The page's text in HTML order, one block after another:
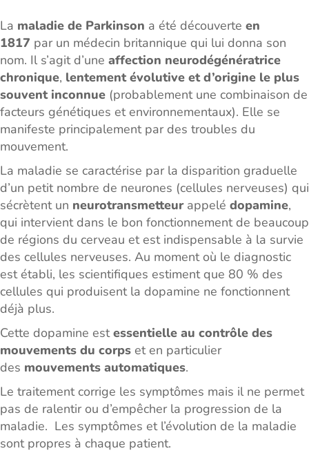
La maladie de Parkinson a été découverte en
1817 par un médecin britannique qui lui donna son
nom. Il s’agit d’une affection neurodégénératrice
chronique, lentement évolutive et d’origine le plus
souvent inconnue (probablement une combinaison de
facteurs génétiques et environnementaux). Elle se
manifeste principalement par des troubles du
mouvement.
La maladie se caractérise par la disparition graduelle
d’un petit nombre de neurones (cellules nerveuses) qui
sécrètent un neurotransmetteur appelé dopamine,
qui intervient dans le bon fonctionnement de beaucoup
de régions du cerveau et est indispensable à la survie
des cellules nerveuses. Au moment où le diagnostic
est établi, les scientifiques estiment que 80 % des
cellules qui produisent la dopamine ne fonctionnent
déjà plus.
Cette dopamine estessentielle au contrôle des
mouvements du corps et en particulier
des mouvements automatiques.
Le traitement corrige les symptômes mais il ne permet
pas de ralentir ou d’empêcher la progression de la
maladie. Les symptômes et l’évolution de la maladie
sont propres à chaque patient.